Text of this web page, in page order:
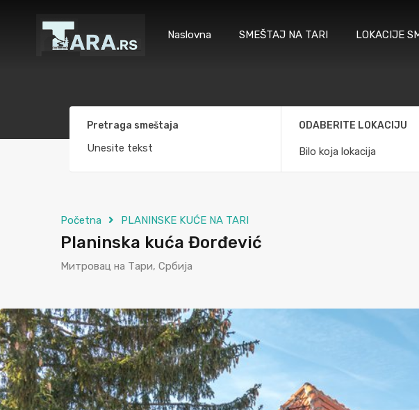
Naslovna SMEŠTAJ NA TARI LOKACIJE
Pretraga smeštaja ODABERITE LOKACIJU
Bilo koja lokacija
Početna PLANINSKE KUĆE NA TARI
Planinska kuća Đorđević
Митровац на Тари, Србија